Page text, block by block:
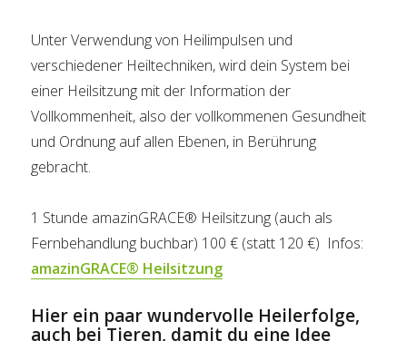
Unter Verwendung von Heilimpulsen und
verschiedener Heiltechniken, wird dein System bei
einer Heilsitzung mit der Information der
Vollkommenheit, also der vollkommenen Gesundheit
und Ordnung auf allen Ebenen, in Berührung
gebracht.
1 Stunde amazinGRACE® Heilsitzung (auch als
Fernbehandlung buchbar) 100 € (statt 120 €) Infos:
amazinGRACE® Heilsitzung
Hier ein paar wundervolle Heilerfolge,
auch bei Tieren, damit du eine Idee